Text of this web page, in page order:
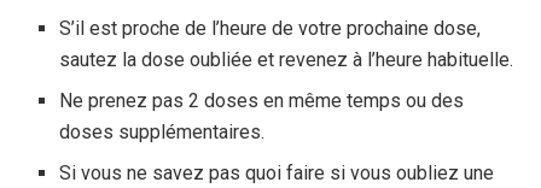
S’il est proche de l’heure de votre prochaine dose,
sautez la dose oubliée et revenez à l’heure habituelle.
Ne prenez pas 2 doses en même temps ou des
doses supplémentaires.
Si vous ne savez pas quoi faire si vous oubliez une